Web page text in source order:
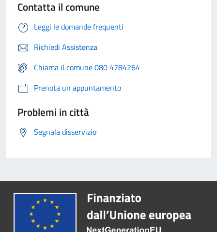
Contatta il comune
Leggi le domande frequenti
Richiedi Assistenza
Chiama il comune 080 4784264
Prenota un appuntamento
Problemi in città
Segnala disservizio